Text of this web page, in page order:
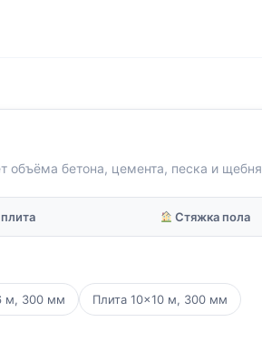
объёма бетона, цемента, песка и щебня
Стяжка пола
м, 300 мм Плита 10×10 м, 300 мм